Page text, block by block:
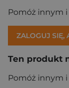
Pomóż innym
ZALOGUJ SIĘ,
Ten produkt
Pomóż innym